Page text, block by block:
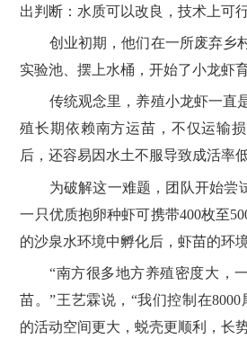
出判断：水质可以改良，技术上可
创业初期，他们在一所废弃乡
实验池、摆上水桶，开始了小龙虾
传统观念里，养殖小龙虾一直
殖长期依赖南方运苗，不仅运输
后，还容易因水土不服导致成活率低
为破解这一难题，团队开始尝试
一只优质抱卵种虾可携带400枚至
的沙泉水环境中孵化后，虾苗的环
“南方很多地方养殖密度大，一
苗。”王艺霖说，“我们控制在
的活动空间更大，蜕壳更顺利，长